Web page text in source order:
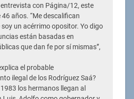
con Página/12, este
años. “Me descalifican
un acérrimo opositor. Yo digo
están basadas en
que dan fe por sí mismas”,
el probable
ilegal de los Rodríguez Saá?
los hermanos llegan al